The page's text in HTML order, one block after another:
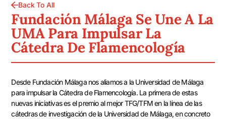
Back To All
Fundación Málaga Se Une A La
UMA Para Impulsar La
Cátedra De Flamencología
Desde Fundación Málaga nos aliamos a la Universidad de Málaga
para impulsar la Cátedra de Flamencología. La primera de estas
nuevas iniciativas es el premio al mejor TFG/TFM en la línea de las
cátedras de investigación de la Universidad de Málaga, en concreto